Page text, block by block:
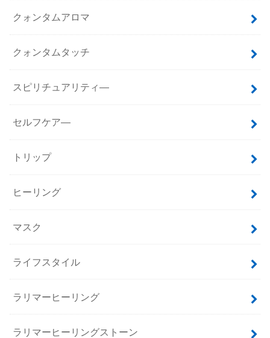
クォンタムアロマ
クォンタムタッチ
スピリチュアリティ―
セルフケア―
トリップ
ヒーリング
マスク
ライフスタイル
ラリマーヒーリング
ラリマーヒーリングストーン